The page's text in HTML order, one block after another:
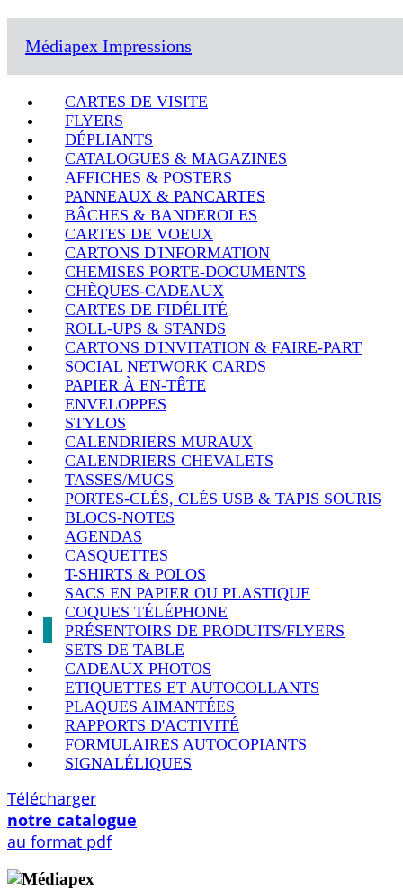
Médiapex Impressions
CARTES DE VISITE
FLYERS
DÉPLIANTS
CATALOGUES & MAGAZINES
AFFICHES & POSTERS
PANNEAUX & PANCARTES
BÂCHES & BANDEROLES
CARTES DE VOEUX
CARTONS D'INFORMATION
CHEMISES PORTE-DOCUMENTS
CHÈQUES-CADEAUX
CARTES DE FIDÉLITÉ
ROLL-UPS & STANDS
CARTONS D'INVITATION & FAIRE-PART
SOCIAL NETWORK CARDS
PAPIER À EN-TÊTE
ENVELOPPES
STYLOS
CALENDRIERS MURAUX
CALENDRIERS CHEVALETS
TASSES/MUGS
PORTES-CLÉS, CLÉS USB & TAPIS SOURIS
BLOCS-NOTES
AGENDAS
CASQUETTES
T-SHIRTS & POLOS
SACS EN PAPIER OU PLASTIQUE
COQUES TÉLÉPHONE
PRÉSENTOIRS DE PRODUITS/FLYERS
SETS DE TABLE
CADEAUX PHOTOS
ETIQUETTES ET AUTOCOLLANTS
PLAQUES AIMANTÉES
RAPPORTS D'ACTIVITÉ
FORMULAIRES AUTOCOPIANTS
SIGNALÉLIQUES
Télécharger
notre catalogue
au format pdf